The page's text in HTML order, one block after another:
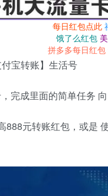
每日红包点此
饿了么红包
拼多多每日红包
宝转账】生活号
完成里面的简单任务
888元转账红包，或是